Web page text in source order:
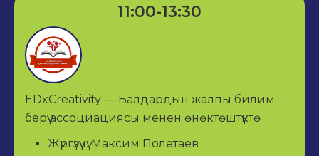
11:00-13:30
EDxCreativity — Балдардын жалпы билим
берүү ассоциациясы менен өнөктөштүктө
Жүргүзүүчү: Максим Полетаев